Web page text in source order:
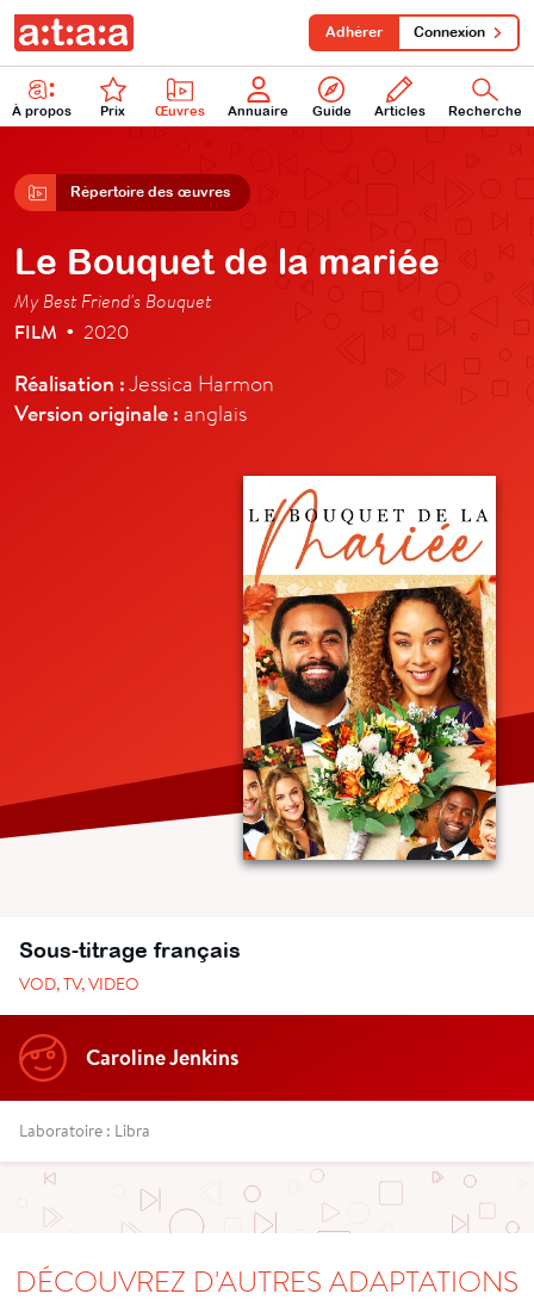
À propos Prix Œuvres Annuaire Guide Articles Recherche
Adhérer Connexion
Répertoire des œuvres
Le Bouquet de la mariée
My Best Friend's Bouquet
FILM • 2020
Réalisation :Jessica Harmon
Version originale : anglais
Sous-titrage français
VOD, TV, VIDEO
Caroline Jenkins
Laboratoire : Libra
DÉCOUVREZ D'AUTRES ADAPTATIONS